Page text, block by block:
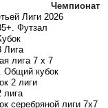
Чемпионат
Лиги 2026
Футзал
Лига
лига 7 х 7
Общий кубок
2 лиги
лига
серебряной лиги 7х7